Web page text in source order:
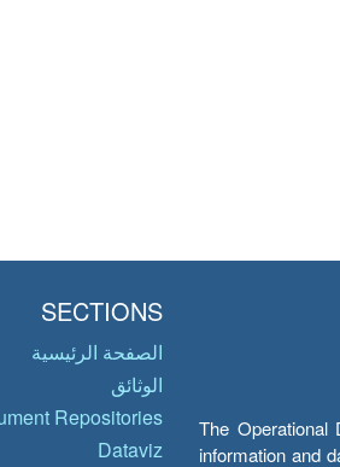
The Operational
information and
SECTIONS
الصفحة الرئيسية
الوثائق
Repositories
Dataviz